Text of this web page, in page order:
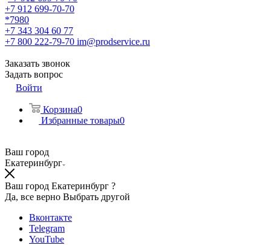
+7 912 699-70-70
*7980
+7 343 304 60 77
+7 800 222-79-70 im@prodservice.ru
Заказать звонок
Задать вопрос
Войти
Корзина0
Избранные товары0
Ваш город
Екатеринбург
Ваш город Екатеринбург ?
Да, все верно Выбрать другой
Вконтакте
Telegram
YouTube